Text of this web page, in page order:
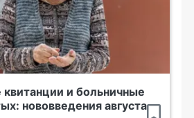
и больничные
нововведения августа